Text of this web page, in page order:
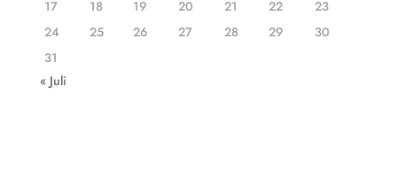
17
18 19 20 21 22
23
24
25 26 27 28 29
30
31
« Juli